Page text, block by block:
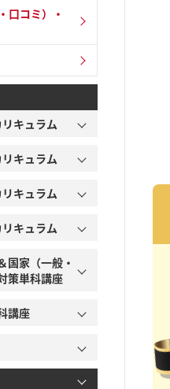
口コミ）・
キュラム
キュラム
キュラム
キュラム
国家（一般・
策単科講座
講座